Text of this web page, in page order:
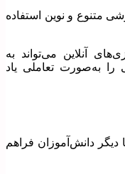
متنوع و نوین استفاده
آنلاین می‌تواند به
را به‌صورت تعاملی یاد
دانش‌آموزان فراهم